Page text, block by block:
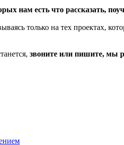
нам есть что рассказать,
только на тех проектах,
звоните или пишите, мы